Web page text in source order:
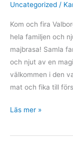
Uncategorized /
Kom och fira
hela familjen och
majbrasa! Samla
och njut av en
välkommen i den
mat och fika till
Fira
i
Läs mer »